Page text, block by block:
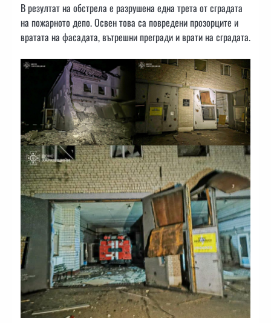
В резултат на обстрела е разрушена една трета от сградата
на пожарното депо. Освен това са повредени прозорците и
вратата на фасадата, вътрешни прегради и врати на сградата.